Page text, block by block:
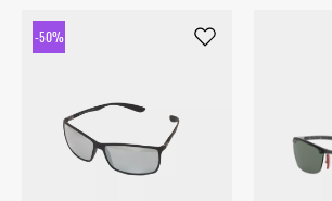
-50%